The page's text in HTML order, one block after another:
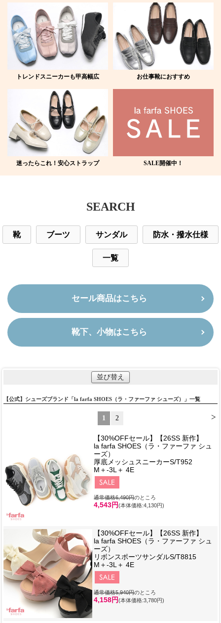
トレンドスニーカーも甲高幅広 お仕事靴におすすめ
迷ったらこれ！安心ストラップ SALE開催中！
SEARCH
靴 ブーツ サンダル 防水・撥水仕様
一覧
セール商品はこちら
靴下、小物はこちら
並び替え
【公式】シューズブランド「la farfa SHOES（ラ・ファーファ シューズ）」一覧
>
1 2
【30%OFFセール】【26SS 新作】
la farfa SHOES（ラ・ファーファ シュ
ーズ）
厚底メッシュスニーカーS/T952
M＋-3L＋ 4E
通常価格6,490円のところ
4,543円(本体価格:4,130円)
【30%OFFセール】【26SS 新作】
la farfa SHOES（ラ・ファーファ シュ
ーズ）
リボンスポーツサンダルS/T8815
M＋-3L＋ 4E
通常価格5,940円のところ
4,158円(本体価格:3,780円)